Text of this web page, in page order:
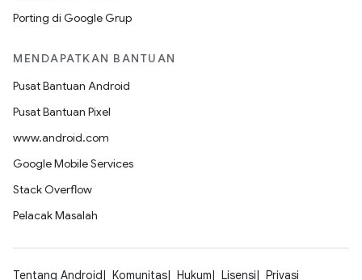
Porting di Google Grup
MENDAPATKAN BANTUAN
Pusat Bantuan Android
Pusat Bantuan Pixel
www.android.com
Google Mobile Services
Stack Overflow
Pelacak Masalah
Tentang Android Komunitas Hukum Lisensi Privasi